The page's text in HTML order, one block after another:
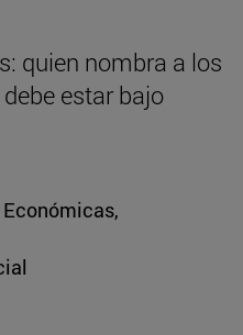
quien nombra a los
estar bajo